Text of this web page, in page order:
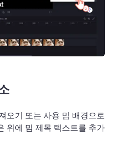
오기 또는 사용 밈 배경으로
위에 밈 제목 텍스트를 추가